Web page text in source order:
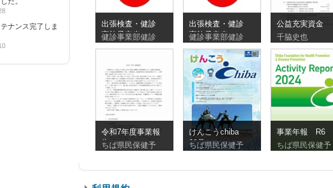
ナンス完了しま
出張検査・健診
実施予定表
_20260810_20260830
健診事業部健診
出張検査・健診
実施予定表
_20260727_20260809
健診事業部健診
公益充実資金
千脇史也
令和7年度事業報
告
ちば県民保健予
けんこうchiba
90号
ちば県民保健予
事業年報 R6
ちば県民保健予